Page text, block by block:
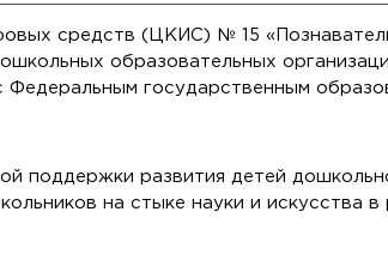
средств (ЦКИС) № 15
образовательных
Федеральным государственным
поддержки развития детей
на стыке науки и искусства